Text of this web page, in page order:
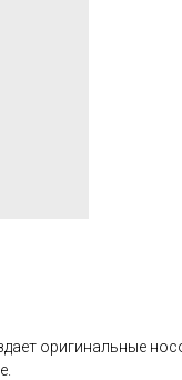
оригинальные